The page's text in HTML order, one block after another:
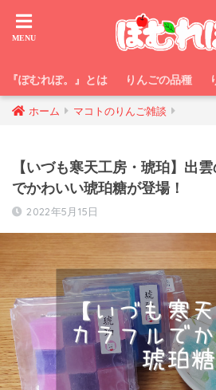
『ぽむれぽ。』とは りんごの品種
ホーム マコトのりんご雑談
【いづも寒天工房・琥珀】出
でかわいい琥珀糖が登場！
2022年5月15日